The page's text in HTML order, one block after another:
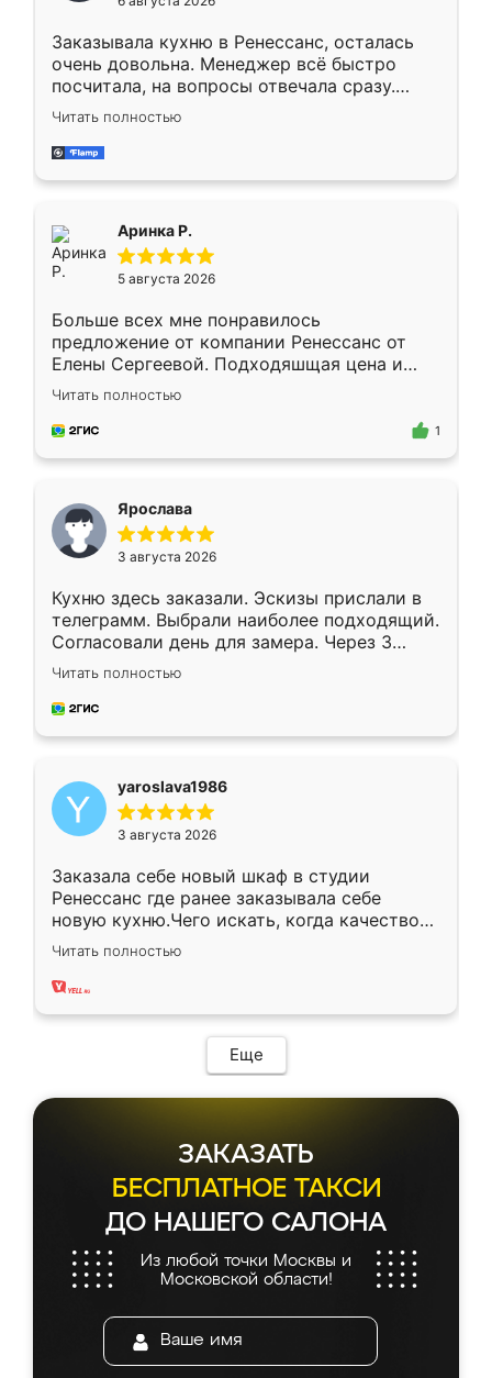
мебели буду заказывать только здесь.
Заказывала кухню в Ренессанс, осталась
очень довольна. Менеджер всё быстро
посчитала, на вопросы отвечала сразу.
Замерщик приехал в субботу, подошёл к
делу со всей ответственностью. Собрали
за день, ребята работали аккуратно, даже
Читать полностью
Аринка Р.
5 августа 2026
Больше всех мне понравилось
предложение от компании Ренессанс от
Елены Сергеевой. Подходяшщая цена и
короткие сроки изготовления. Приехавший
для замера сотрудник Владислав
предложил по моему эскизу самый
Читать полностью
1
Ярослава
3 августа 2026
Кухню здесь заказали. Эскизы прислали в
телеграмм. Выбрали наиболее подходящий.
Согласовали день для замера. Через 3
недели кухня была уже готова. Остались
довольны работой. Спасибо Ренессанс
мебель за качественную работу!
Читать полностью
yaroslava1986
3 августа 2026
Заказала себе новый шкаф в студии
Ренессанс где ранее заказывала себе
новую кухню.Чего искать, когда качеством
вполне довольна. Служит кухня уже почти
два года, нареканий нет.
Читать полностью
Еще
ЗАКАЗАТЬ
БЕСПЛАТНОЕ ТАКСИ
ДО НАШЕГО САЛОНА
Из любой точки Москвы и
Московской области!